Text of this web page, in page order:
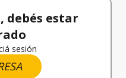
debés estar
sesión